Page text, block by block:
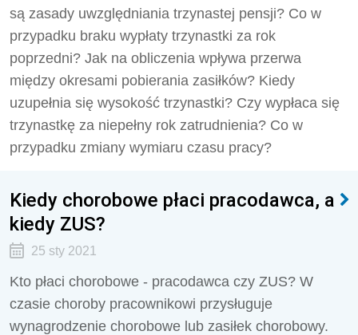
są zasady uwzględniania trzynastej pensji? Co w
przypadku braku wypłaty trzynastki za rok
poprzedni? Jak na obliczenia wpływa przerwa
między okresami pobierania zasiłków? Kiedy
uzupełnia się wysokość trzynastki? Czy wypłaca się
trzynastkę za niepełny rok zatrudnienia? Co w
przypadku zmiany wymiaru czasu pracy?
Kiedy chorobowe płaci pracodawca, a
kiedy ZUS?
25 sty 2021
Kto płaci chorobowe - pracodawca czy ZUS? W
czasie choroby pracownikowi przysługuje
wynagrodzenie chorobowe lub zasiłek chorobowy.